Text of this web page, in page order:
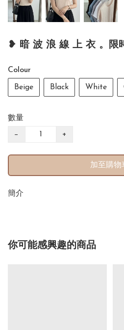
❥ 暗 波 浪 線 上 衣 。限
Colour
Beige Black White
數量
− +
加至購物
簡介
你可能感興趣的商品